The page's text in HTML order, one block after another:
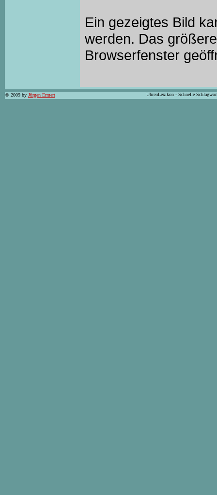
Ein gezeigtes Bild
werden. Das
Browserfenster
© 2009 by Jürgen Ermert UhrenLexikon - Schnelle